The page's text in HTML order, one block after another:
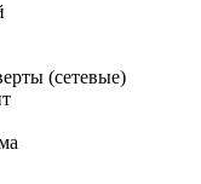
(сетевые)